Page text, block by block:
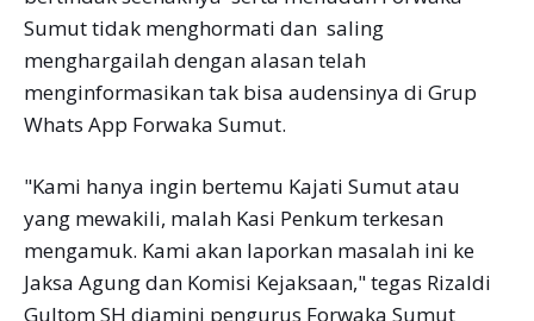
Sumut tidak menghormati dan saling
menghargailah dengan alasan telah
menginformasikan tak bisa audensinya di Grup
Whats App Forwaka Sumut.
"Kami hanya ingin bertemu Kajati Sumut atau
yang mewakili, malah Kasi Penkum terkesan
mengamuk. Kami akan laporkan masalah ini ke
Jaksa Agung dan Komisi Kejaksaan," tegas Rizaldi
Gultom SH diamini pengurus Forwaka Sumut